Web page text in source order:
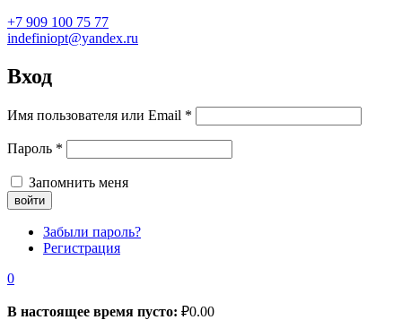
+7 909 100 75 77
indefiniopt@yandex.ru
Вход
Имя пользователя или Email *
Пароль *
Запомнить меня
Забыли пароль?
Регистрация
0
В настоящее время пусто: ₽0.00